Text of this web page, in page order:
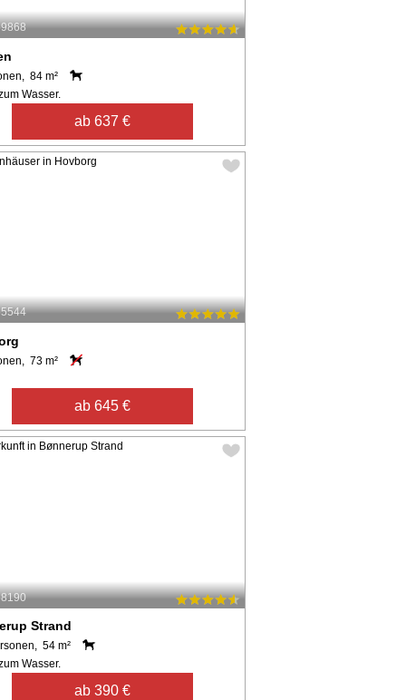
84 m²
Wasser.
ab 637 €
73 m²
ab 645 €
Strand
54 m²
Wasser.
ab 390 €